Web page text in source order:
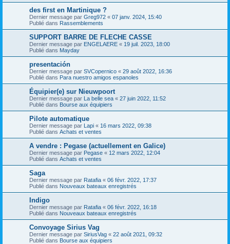
des first en Martinique ?
Dernier message par Greg972 « 07 janv. 2024, 15:40
Publié dans Rassemblements
SUPPORT BARRE DE FLECHE CASSE
Dernier message par ENGELAERE « 19 juil. 2023, 18:00
Publié dans Mayday
presentación
Dernier message par SVCopernico « 29 août 2022, 16:36
Publié dans Para nuestro amigos espanoles
Équipier(e) sur Nieuwpoort
Dernier message par La belle sea « 27 juin 2022, 11:52
Publié dans Bourse aux équipiers
Pilote automatique
Dernier message par Lapi « 16 mars 2022, 09:38
Publié dans Achats et ventes
A vendre : Pegase (actuellement en Galice)
Dernier message par Pegase « 12 mars 2022, 12:04
Publié dans Achats et ventes
Saga
Dernier message par Ratafia « 06 févr. 2022, 17:37
Publié dans Nouveaux bateaux enregistrés
Indigo
Dernier message par Ratafia « 06 févr. 2022, 16:18
Publié dans Nouveaux bateaux enregistrés
Convoyage Sirius Vag
Dernier message par SiriusVag « 22 août 2021, 09:32
Publié dans Bourse aux équipiers